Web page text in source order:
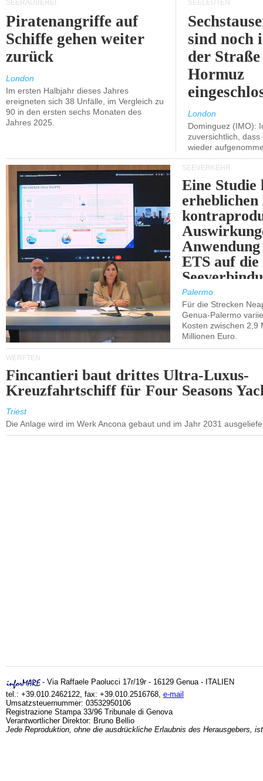
SEERÄUBEREI
Piratenangriffe auf
Schiffe gehen weiter
zurück
London
Im ersten Halbjahr dieses Jahres
ereigneten sich 38 Unfälle, im Vergleich zu
90 in den ersten sechs Monaten des
Jahres 2025.
SEELEUTEN
sind noch
der
Hormuz
London
Dominguez (IMO):
zuversichtlich,
wieder
SEEVERKEHR
Eine Studie
ETS auf die
Palermo
Für die Strecken
Genua-Palermo
Kosten zwischen 2,9
Millionen Euro.
WERFTEN
Fincantieri baut drittes Ultra-Luxus-
Kreuzfahrtschiff für Four Seasons
Triest
Die Anlage wird im Werk Ancona gebaut und im Jahr 2031
- Via Raffaele Paolucci 17r/19r - 16129 Genua - ITALIEN
tel.: +39.010.2462122, fax: +39.010.2516768, e-mail
Umsatzsteuernummer: 03532950106
Registrazione Stampa 33/96 Tribunale di Genova
Verantwortlicher Direktor: Bruno Bellio
Jede Reproduktion, ohne die ausdrückliche Erlaubnis des Herausgebers,